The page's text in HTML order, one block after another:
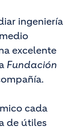
ingeniería
excelente
Fundación
cada
de útiles